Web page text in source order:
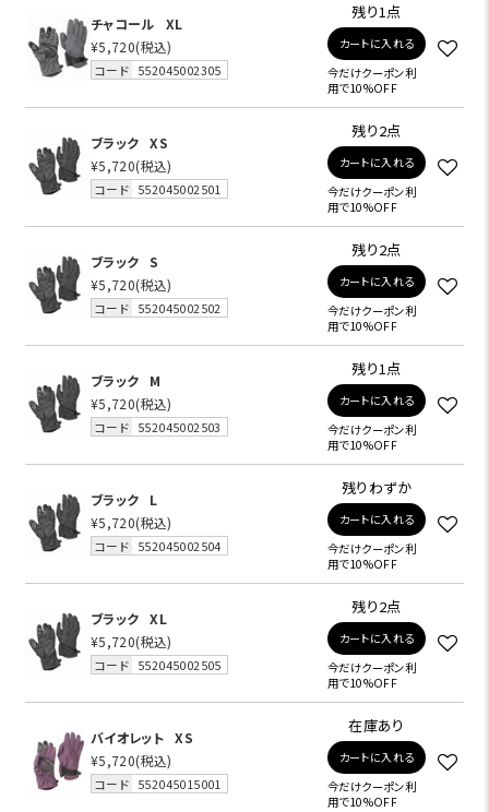
チャコール
XL
¥5,720(税込)
コード 552045002305
残り1点
カートに入れる
今だけクーポン利
用で10%OFF
ブラック
XS
¥5,720(税込)
コード 552045002501
残り2点
カートに入れる
今だけクーポン利
用で10%OFF
ブラック
S
¥5,720(税込)
コード 552045002502
残り2点
カートに入れる
今だけクーポン利
用で10%OFF
ブラック
M
¥5,720(税込)
コード 552045002503
残り1点
カートに入れる
今だけクーポン利
用で10%OFF
ブラック
L
¥5,720(税込)
コード 552045002504
残りわずか
カートに入れる
今だけクーポン利
用で10%OFF
ブラック
XL
¥5,720(税込)
コード 552045002505
残り2点
カートに入れる
今だけクーポン利
用で10%OFF
バイオレット
XS
¥5,720(税込)
コード 552045015001
在庫あり
カートに入れる
今だけクーポン利
用で10%OFF